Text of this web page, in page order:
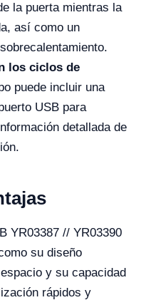
la puerta mientras la
así como un
los ciclos de
puede incluir una
USB para
detallada de
YR03387 // YR03390
su diseño
y su capacidad
rápidos y